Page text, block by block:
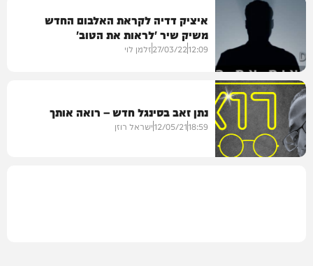
מיוזיק
מיוזיק
איציק דדיה לקראת האלבום החדש
משיק שיר 'לראות את הטוב'
12:09
27/03/22זלמן לוי
נתן זאב בסינגל חדש – רואה אותך
18:59
12/05/21ישראל רוזן